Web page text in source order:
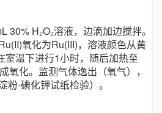
30% H₂O₂溶液，边滴加边搅拌。
氧化为Ru(III)，溶液颜色从黄
室温下进行1小时，随后加热至
氧化。监测气体逸出（氧气），
粉-碘化钾试纸检验）。